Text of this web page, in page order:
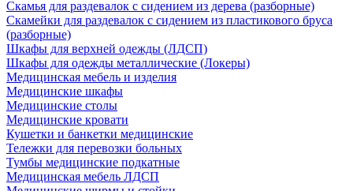
Скамья для раздевалок с сидением из дерева (разборные)
Скамейки для раздевалок с сидением из пластикового бруса
(разборные)
Шкафы для верхней одежды (ЛДСП)
Шкафы для одежды металлические (Локеры)
Медицинская мебель и изделия
Медицинские шкафы
Медицинские столы
Медицинские кровати
Кушетки и банкетки медицинские
Тележки для перевозки больных
Тумбы медицинские подкатные
Медицинская мебель ЛДСП